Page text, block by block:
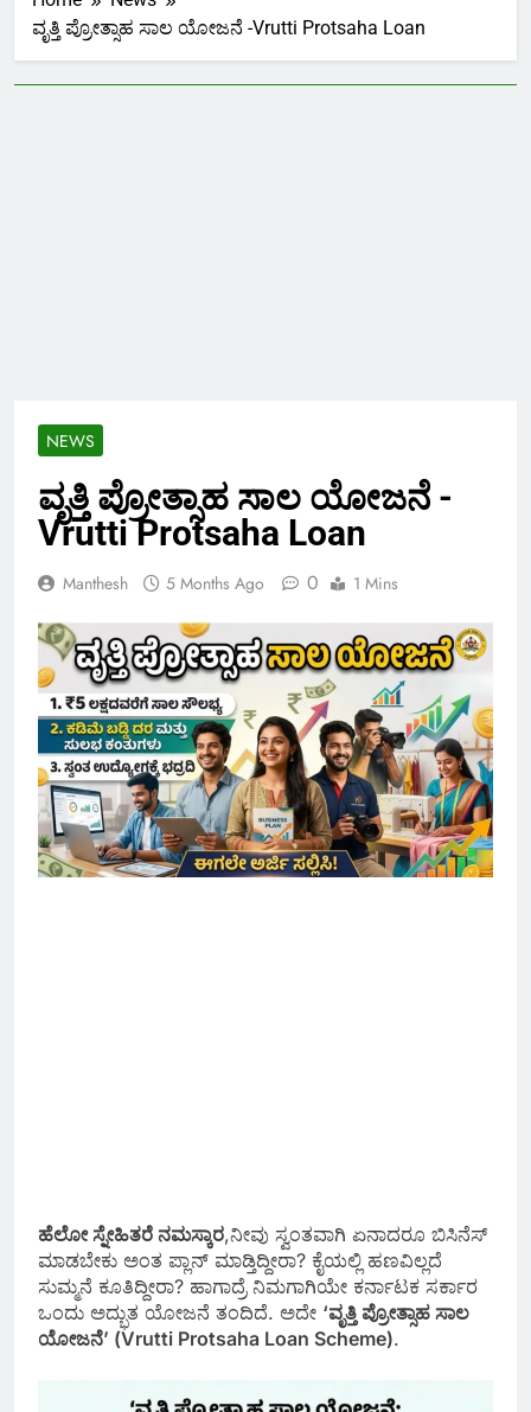
ವೃತ್ತಿ ಪ್ರೋತ್ಸಾಹ ಸಾಲ ಯೋಜನೆ -Vrutti Protsaha Loan
NEWS
ವೃತ್ತಿ ಪ್ರೋತ್ಸಾಹ ಸಾಲ ಯೋಜನೆ -
Vrutti Protsaha Loan
Manthesh 5 Months Ago 0 1 Mins
ಹೆಲೋ ಸ್ನೇಹಿತರೆ ನಮಸ್ಕಾರ,ನೀವು ಸ್ವಂತವಾಗಿ ಏನಾದರೂ ಬಿಸಿನೆಸ್
ಮಾಡಬೇಕು ಅಂತ ಪ್ಲಾನ್ ಮಾಡ್ತಿದ್ದೀರಾ? ಕೈಯಲ್ಲಿ ಹಣವಿಲ್ಲದೆ
ಸುಮ್ಮನೆ ಕೂತಿದ್ದೀರಾ? ಹಾಗಾದ್ರೆ ನಿಮಗಾಗಿಯೇ ಕರ್ನಾಟಕ ಸರ್ಕಾರ
ಒಂದು ಅದ್ಭುತ ಯೋಜನೆ ತಂದಿದೆ. ಅದೇ ‘ವೃತ್ತಿ ಪ್ರೋತ್ಸಾಹ ಸಾಲ
ಯೋಜನೆ’ (Vrutti Protsaha Loan Scheme).